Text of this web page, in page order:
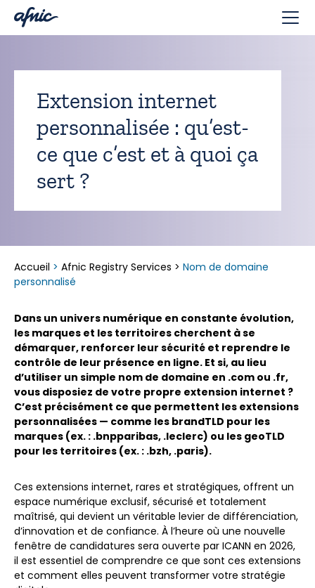
Extension internet
personnalisée : qu’est-
ce que c’est et à quoi ça
sert ?
Accueil > Afnic Registry Services > Nom de domaine
personnalisé
Dans un univers numérique en constante évolution,
les marques et les territoires cherchent à se
démarquer, renforcer leur sécurité et reprendre le
contrôle de leur présence en ligne. Et si, au lieu
d’utiliser un simple nom de domaine en .com ou .fr,
vous disposiez de votre propre extension internet ?
C’est précisément ce que permettent les extensions
personnalisées — comme les brandTLD pour les
marques (ex. : .bnpparibas, .leclerc) ou les geoTLD
pour les territoires (ex. : .bzh, .paris).
Ces extensions internet, rares et stratégiques, offrent un
espace numérique exclusif, sécurisé et totalement
maîtrisé, qui devient un véritable levier de différenciation,
d’innovation et de confiance. À l’heure où une nouvelle
fenêtre de candidatures sera ouverte par ICANN en 2026,
il est essentiel de comprendre ce que sont ces extensions
et comment elles peuvent transformer votre stratégie
Panneau de gestion des cookies